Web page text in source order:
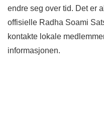
endre seg over tid. Det er
offisielle Radha Soami
kontakte lokale
informasjonen.